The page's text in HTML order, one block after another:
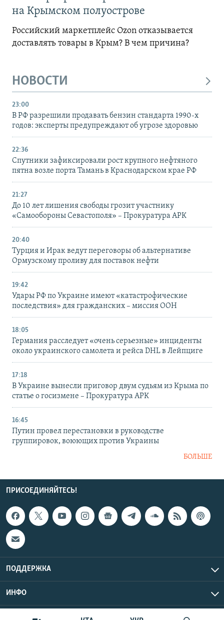
на Крымском полуострове
Российский маркетплейс Ozon отказывается
доставлять товары в Крым? В чем причина?
НОВОСТИ
23:00
В РФ разрешили продавать бензин стандарта 1990-х
годов: эксперты предупреждают об угрозе здоровью
22:36
Спутники зафиксировали рост крупного нефтяного
пятна возле порта Тамань в Краснодарском крае РФ
21:27
До 10 лет лишения свободы грозит участнику
«Самообороны Севастополя» – Прокуратура АРК
20:40
Турция и Ирак ведут переговоры об альтернативе
Ормузскому проливу для поставок нефти
19:42
Удары РФ по Украине имеют «катастрофические
последствия» для гражданских – миссия ООН
18:05
Германия расследует «очень серьезные» инциденты
около украинского самолета и рейса DHL в Лейпциге
17:18
В Украине вынесли приговор двум судьям из Крыма по
статье о госизмене – Прокуратура АРК
16:45
Путин провел перестановки в руководстве
группировок, воюющих против Украины
БОЛЬШЕ
ПРИСОЕДИНЯЙТЕСЬ!
ПОДДЕРЖКА
ИНФО